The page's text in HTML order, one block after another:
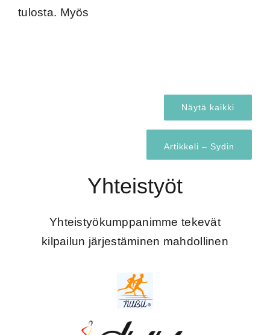
tulosta. Myös
Näytä kaikki
Artikkeli – Sydin
Yhteistyöt
Yhteistyökumppanimme tekevät
kilpailun järjestäminen mahdollinen